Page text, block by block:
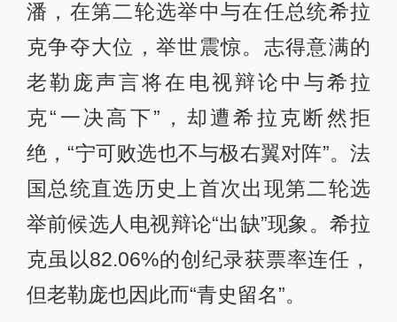
潘，在第二轮选举中与在任总统希拉
克争夺大位，举世震惊。志得意满的
老勒庞声言将在电视辩论中与希拉
克“一决高下”，却遭希拉克断然拒
绝，“宁可败选也不与极右翼对阵”。法
国总统直选历史上首次出现第二轮选
举前候选人电视辩论“出缺”现象。希拉
克虽以82.06%的创纪录获票率连任，
但老勒庞也因此而“青史留名”。